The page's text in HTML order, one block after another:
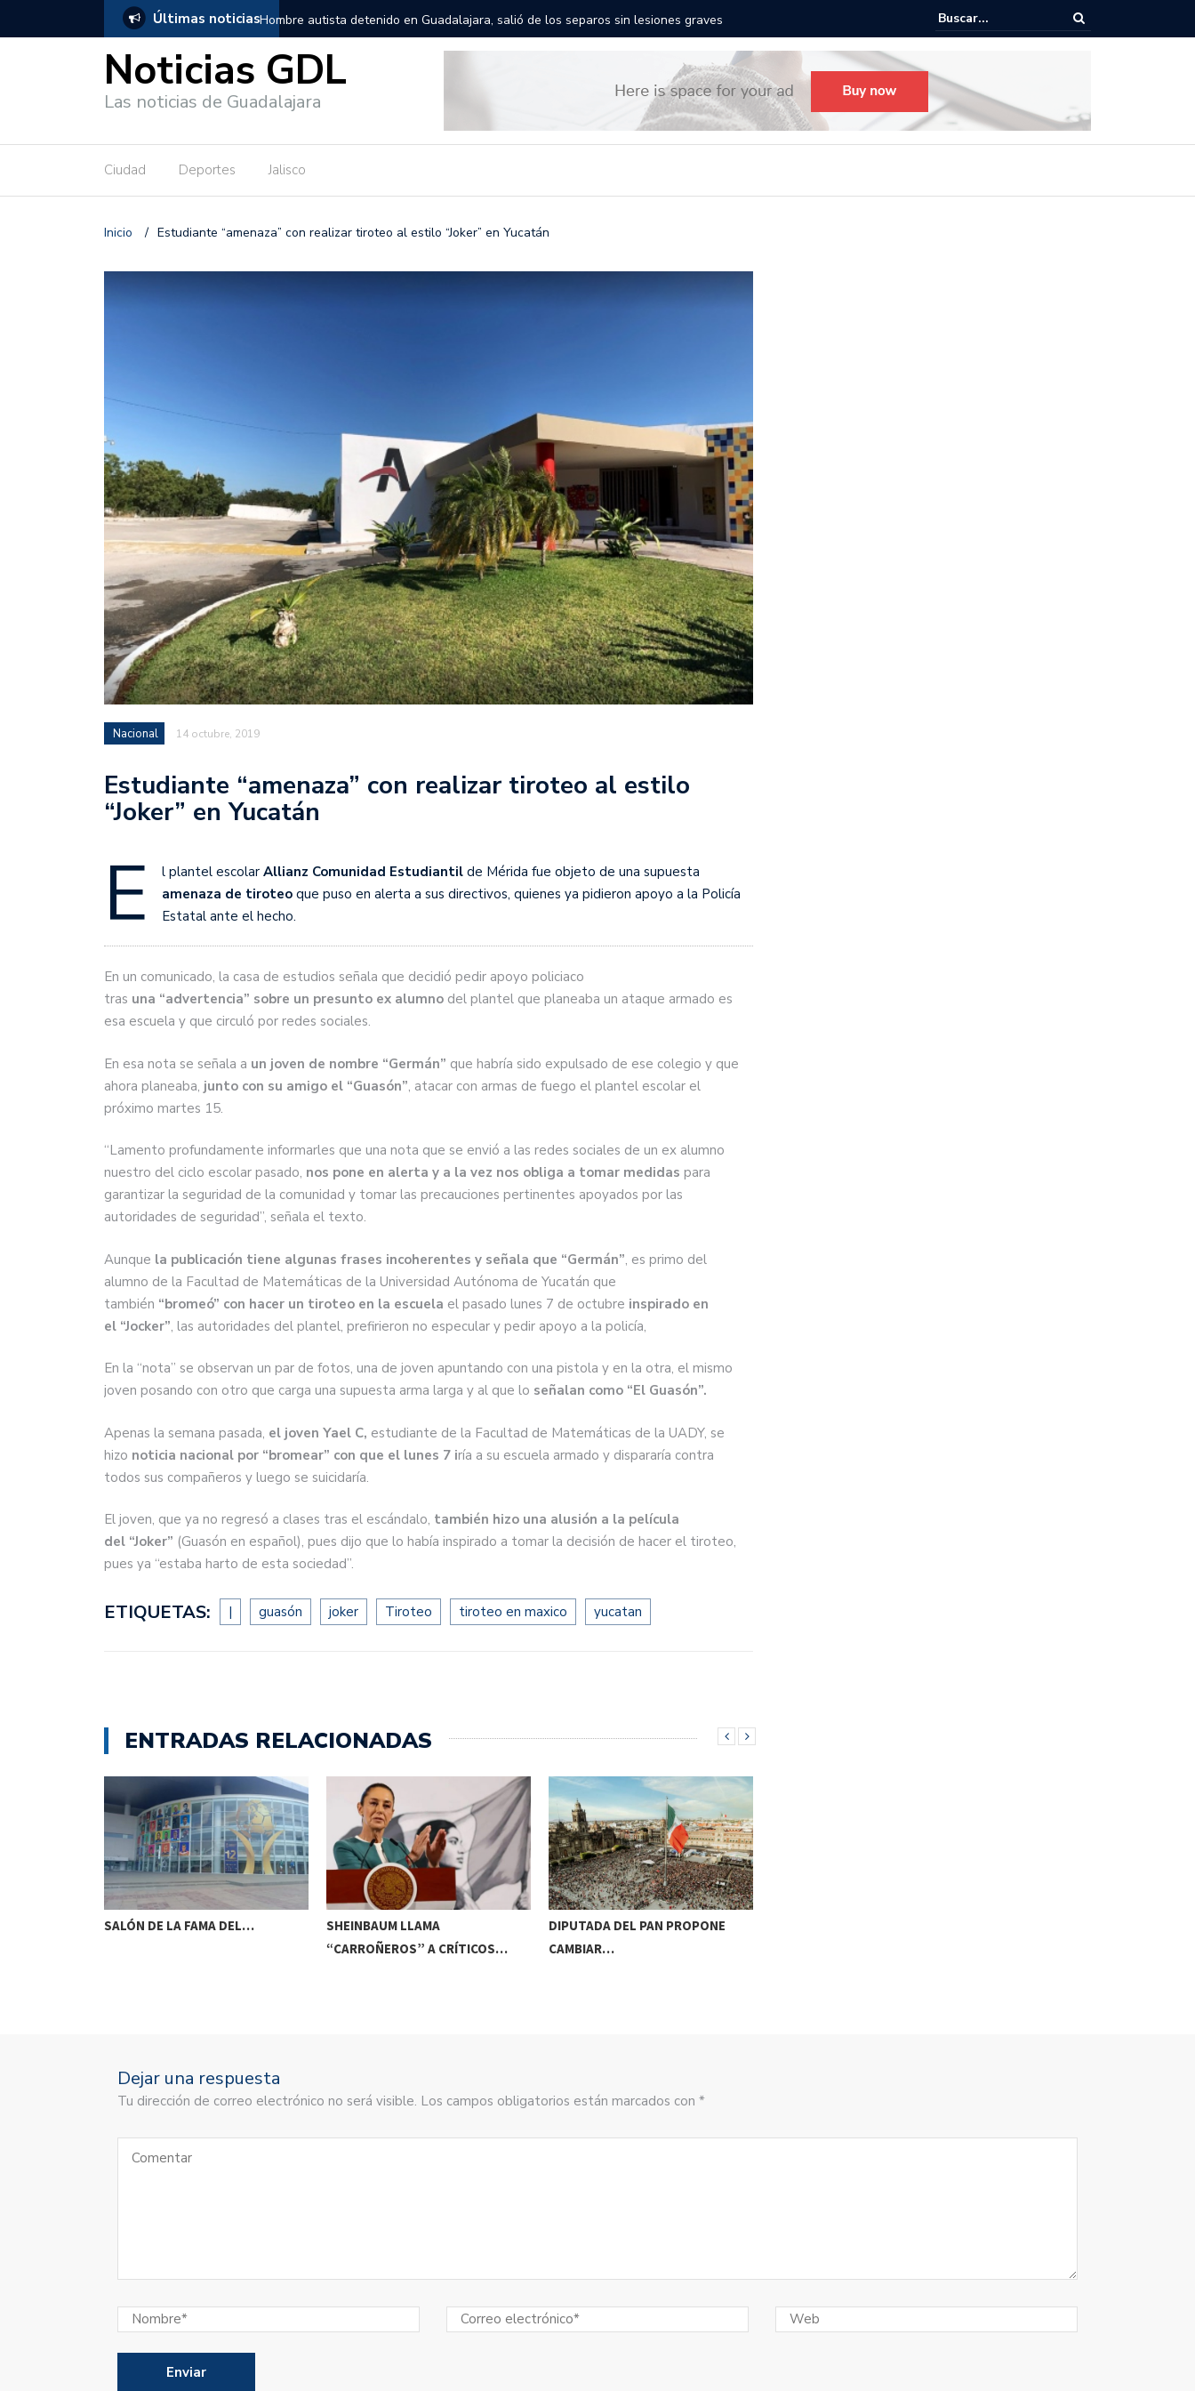
Últimas noticias
salió de los separos sin lesiones graves Títeres gigantes recorrerán las calles de Guadalajara: aparta la fecha Todo listo para el Festival Desfile Día de Muertos 2025 en Guadalajara
Noticias GDL
Las noticias de Guadalajara
Ciudad Deportes Jalisco
Inicio / Estudiante “amenaza” con realizar tiroteo al estilo “Joker” en Yucatán
Nacional 14 octubre, 2019
Estudiante “amenaza” con realizar tiroteo al estilo
“Joker” en Yucatán
E l plantel escolar Allianz Comunidad Estudiantil de Mérida fue objeto de una supuesta
amenaza de tiroteo que puso en alerta a sus directivos, quienes ya pidieron apoyo a la Policía
Estatal ante el hecho.
En un comunicado, la casa de estudios señala que decidió pedir apoyo policiaco
tras una “advertencia” sobre un presunto ex alumno del plantel que planeaba un ataque armado es
esa escuela y que circuló por redes sociales.
En esa nota se señala a un joven de nombre “Germán” que habría sido expulsado de ese colegio y que
ahora planeaba, junto con su amigo el “Guasón”, atacar con armas de fuego el plantel escolar el
próximo martes 15.
“Lamento profundamente informarles que una nota que se envió a las redes sociales de un ex alumno
nuestro del ciclo escolar pasado, nos pone en alerta y a la vez nos obliga a tomar medidas para
garantizar la seguridad de la comunidad y tomar las precauciones pertinentes apoyados por las
autoridades de seguridad”, señala el texto.
Aunque la publicación tiene algunas frases incoherentes y señala que “Germán”, es primo del
alumno de la Facultad de Matemáticas de la Universidad Autónoma de Yucatán que
también “bromeó” con hacer un tiroteo en la escuela el pasado lunes 7 de octubre inspirado en
el “Jocker”, las autoridades del plantel, prefirieron no especular y pedir apoyo a la policía,
En la “nota” se observan un par de fotos, una de joven apuntando con una pistola y en la otra, el mismo
joven posando con otro que carga una supuesta arma larga y al que lo señalan como “El Guasón”.
Apenas la semana pasada, el joven Yael C, estudiante de la Facultad de Matemáticas de la UADY, se
hizo noticia nacional por “bromear” con que el lunes 7 iría a su escuela armado y dispararía contra
todos sus compañeros y luego se suicidaría.
El joven, que ya no regresó a clases tras el escándalo, también hizo una alusión a la película
del “Joker” (Guasón en español), pues dijo que lo había inspirado a tomar la decisión de hacer el tiroteo,
pues ya “estaba harto de esta sociedad”.
ETIQUETAS: | guasón joker Tiroteo tiroteo en maxico yucatan
ENTRADAS RELACIONADAS
SALÓN DE LA FAMA DEL…
SHEINBAUM LLAMA
“CARROÑEROS” A CRÍTICOS…
DIPUTADA DEL PAN PROPONE
CAMBIAR…
Dejar una respuesta
Tu dirección de correo electrónico no será visible. Los campos obligatorios están marcados con *